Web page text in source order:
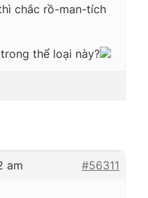
chắc rồ-man-tích
thể loại này?
am #56311